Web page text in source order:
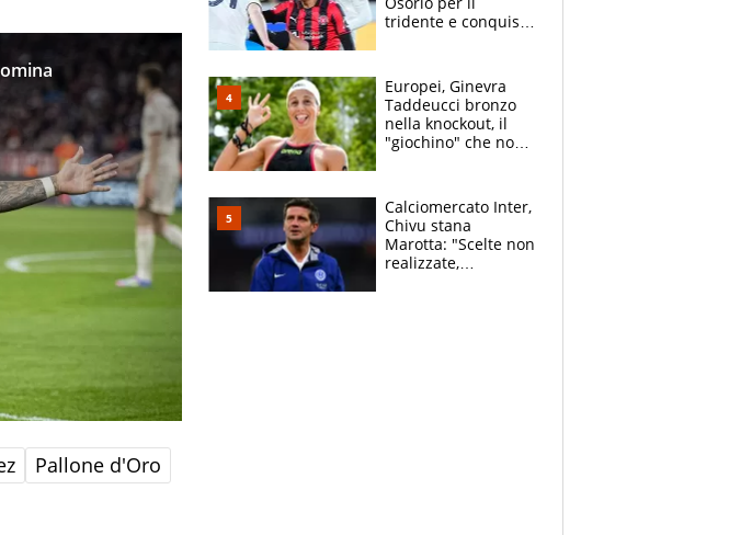
Pallone d'Oro
tridente e conquista
Allegri
Europei, Ginevra
Taddeucci bronzo
nella knockout, il
"giochino" che non
Calciomercato Inter,
Chivu stana
Marotta: "Scelte non
realizzate,